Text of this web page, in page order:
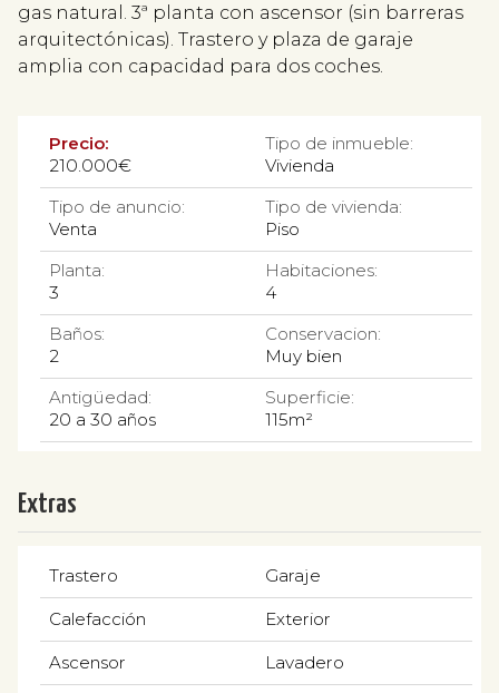
gas natural. 3ª planta con ascensor (sin barreras
arquitectónicas). Trastero y plaza de garaje
amplia con capacidad para dos coches.
Precio:
210.000€
Tipo de inmueble:
Vivienda
Tipo de anuncio:
Venta
Tipo de vivienda:
Piso
Planta:
3
Habitaciones:
4
Baños:
2
Conservacion:
Muy bien
Antigüedad:
20 a 30 años
Superficie:
115m²
Extras
Trastero Garaje
Calefacción Exterior
Ascensor Lavadero